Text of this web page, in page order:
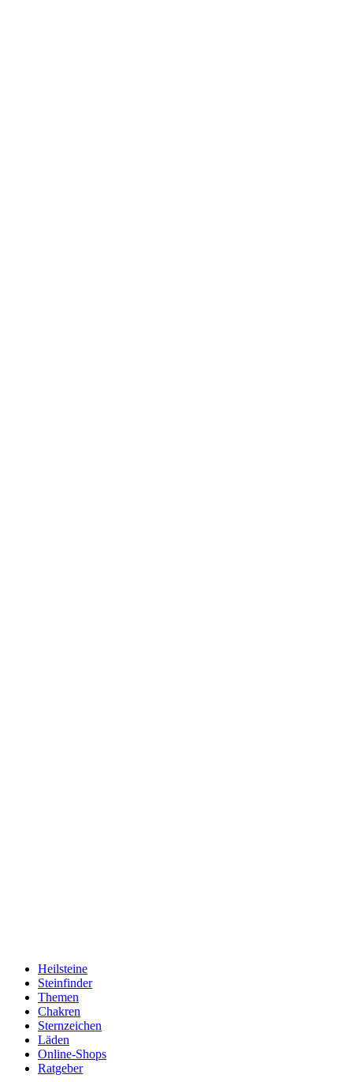
Heilsteine
Steinfinder
Themen
Chakren
Sternzeichen
Läden
Online-Shops
Ratgeber